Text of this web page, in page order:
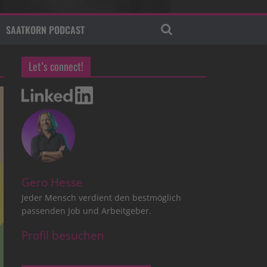
SAATKORN PODCAST
Let’s connect!
Gero Hesse
Jeder Mensch verdient den bestmöglich
passenden Job und Arbeitgeber.
Profil besuchen